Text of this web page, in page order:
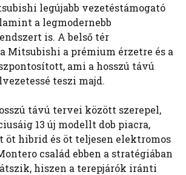
legújabb vezetéstámogató
a legmodernebb
is. A belső tér
Mitsubishi a prémium érzetre és a
ami a hosszú távú
teszi majd.
távú tervei között szerepel,
13 új modellt dob piacra,
öt hibrid és öt teljesen elektromos
család ebben a stratégiában
hiszen a terepjárók iránti